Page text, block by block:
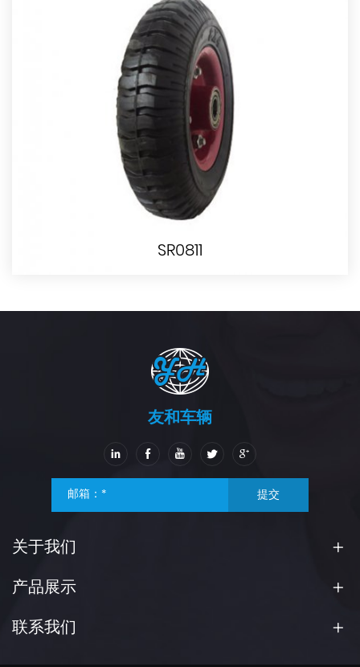
SR0811
友和车辆
提交
关于我们
产品展示
联系我们